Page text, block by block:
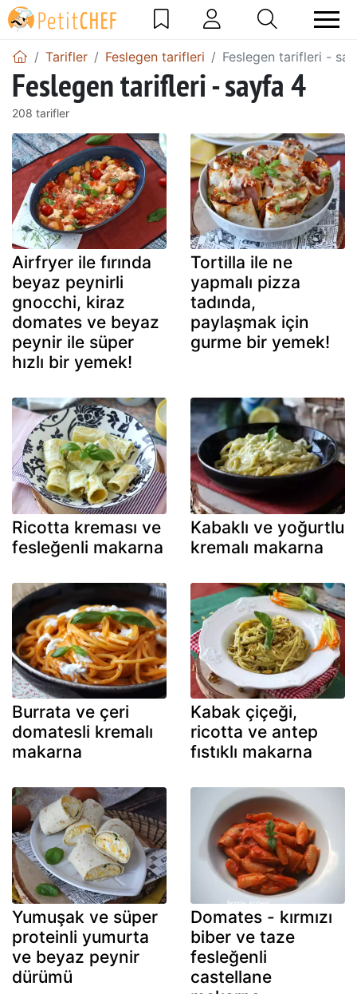
Tarifler Feslegen tarifleri Feslegen tarifleri -
Feslegen tarifleri - sayfa 4
208 tarifler
Airfryer ile fırında
beyaz peynirli
gnocchi, kiraz
domates ve beyaz
peynir ile süper
hızlı bir yemek!
Tortilla ile ne
yapmalı pizza
tadında,
paylaşmak için
gurme bir yemek!
Ricotta kreması ve
fesleğenli makarna
Kabaklı ve yoğurtlu
kremalı makarna
Burrata ve çeri
domatesli kremalı
makarna
Kabak çiçeği,
ricotta ve antep
fıstıklı makarna
Yumuşak ve süper
proteinli yumurta
ve beyaz peynir
dürümü
Domates - kırmızı
biber ve taze
fesleğenli
castellane